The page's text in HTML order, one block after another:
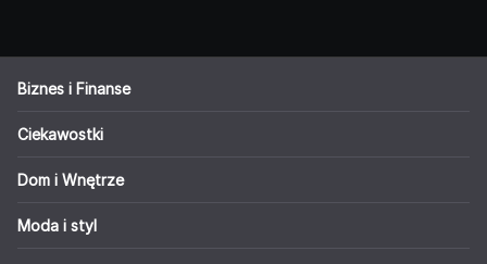
Biznes i Finanse
Ciekawostki
Dom i Wnętrze
Moda i styl